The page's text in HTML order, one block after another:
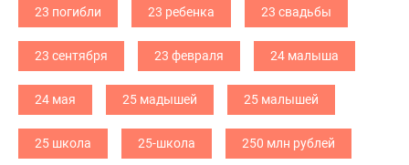
23 погибли 23 ребенка 23 свадьбы
23 сентября 23 февраля 24 малыша
24 мая 25 мадышей 25 малышей
25 школа 25-школа 250 млн рублей